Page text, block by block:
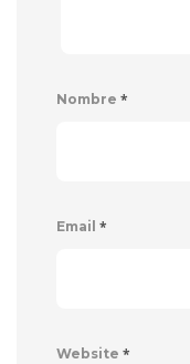
Nombre *
Email *
Website *